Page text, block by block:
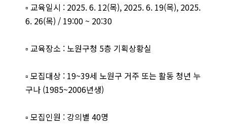
▫️ 교육일시 : 2025. 6. 12(목), 2025. 6. 19(목), 2025.
6. 26(목) / 19:00 ~ 20:30
▫️ 교육장소 : 노원구청 5층 기획상황실
▫️ 모집대상 : 19~39세 노원구 거주 또는 활동 청년 누
구나 (1985~2006년생)
▫️ 모집인원 : 강의별 40명